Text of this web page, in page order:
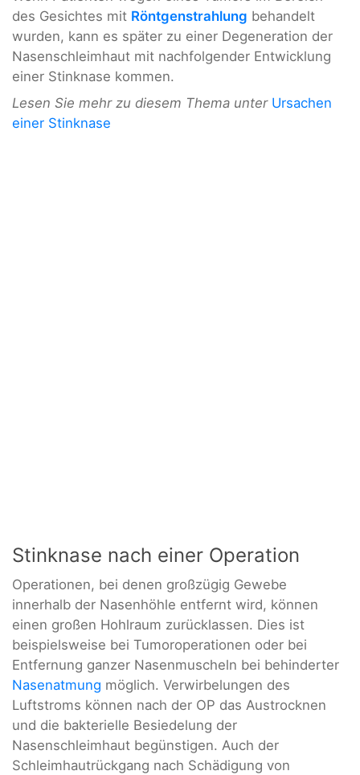
des Gesichtes mit Röntgenstrahlung behandelt
wurden, kann es später zu einer Degeneration der
Nasenschleimhaut mit nachfolgender Entwicklung
einer Stinknase kommen.
Lesen Sie mehr zu diesem Thema unter Ursachen
einer Stinknase
Stinknase nach einer Operation
Operationen, bei denen großzügig Gewebe
innerhalb der Nasenhöhle entfernt wird, können
einen großen Hohlraum zurücklassen. Dies ist
beispielsweise bei Tumoroperationen oder bei
Entfernung ganzer Nasenmuscheln bei behinderter
Nasenatmung möglich. Verwirbelungen des
Luftstroms können nach der OP das Austrocknen
und die bakterielle Besiedelung der
Nasenschleimhaut begünstigen. Auch der
Schleimhautrückgang nach Schädigung von